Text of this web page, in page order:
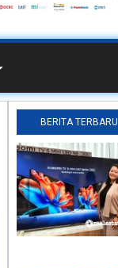
BERITA TERBARU